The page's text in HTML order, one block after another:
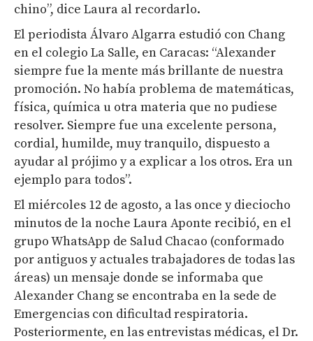
chino”, dice Laura al recordarlo.
El periodista Álvaro Algarra estudió con Chang
en el colegio La Salle, en Caracas: “Alexander
siempre fue la mente más brillante de nuestra
promoción. No había problema de matemáticas,
física, química u otra materia que no pudiese
resolver. Siempre fue una excelente persona,
cordial, humilde, muy tranquilo, dispuesto a
ayudar al prójimo y a explicar a los otros. Era un
ejemplo para todos”.
El miércoles 12 de agosto, a las once y dieciocho
minutos de la noche Laura Aponte recibió, en el
grupo WhatsApp de Salud Chacao (conformado
por antiguos y actuales trabajadores de todas las
áreas) un mensaje donde se informaba que
Alexander Chang se encontraba en la sede de
Emergencias con dificultad respiratoria.
Posteriormente, en las entrevistas médicas, el Dr.